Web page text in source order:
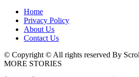
Home
Privacy Policy
About Us
Contact Us
© Copyright © All rights reserved By
MORE STORIES